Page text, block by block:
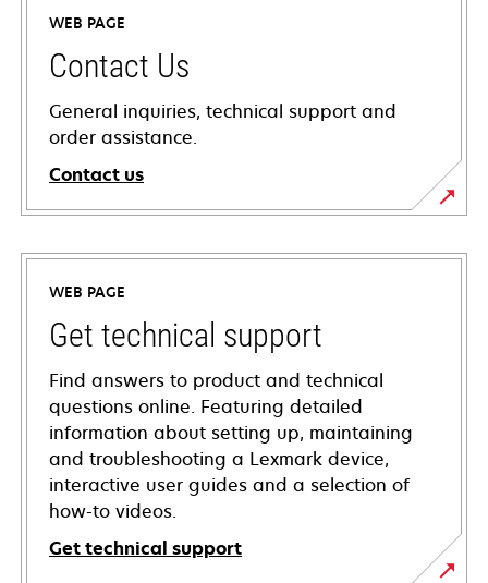
WEB PAGE
Contact Us
General inquiries, technical support and
order assistance.
Contact us
WEB PAGE
Get technical support
Find answers to product and technical
questions online. Featuring detailed
information about setting up, maintaining
and troubleshooting a Lexmark device,
interactive user guides and a selection of
how-to videos.
Get technical support